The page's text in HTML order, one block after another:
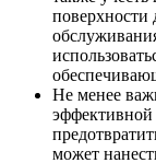
поверхности
Не менее
эффективной
может